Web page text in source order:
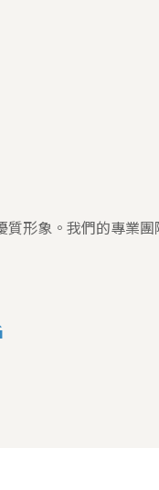
形象。我們的專業